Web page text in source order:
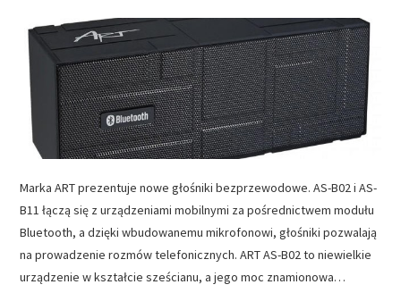
Marka ART prezentuje nowe głośniki bezprzewodowe. AS-B02 i AS-
B11 łączą się z urządzeniami mobilnymi za pośrednictwem modułu
Bluetooth, a dzięki wbudowanemu mikrofonowi, głośniki pozwalają
na prowadzenie rozmów telefonicznych. ART AS-B02 to niewielkie
urządzenie w kształcie sześcianu, a jego moc znamionowa…